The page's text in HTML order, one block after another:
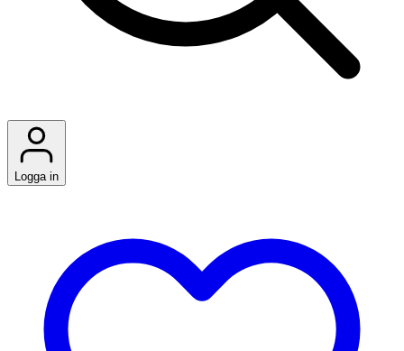
Logga in